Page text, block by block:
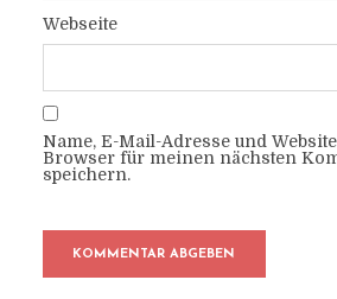
Webseite
Name, E-Mail-Adresse und
Browser für meinen nächsten
speichern.